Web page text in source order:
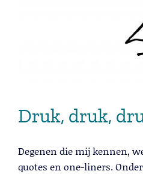
Druk, druk,
Degenen die mij kennen,
quotes en one-liners.